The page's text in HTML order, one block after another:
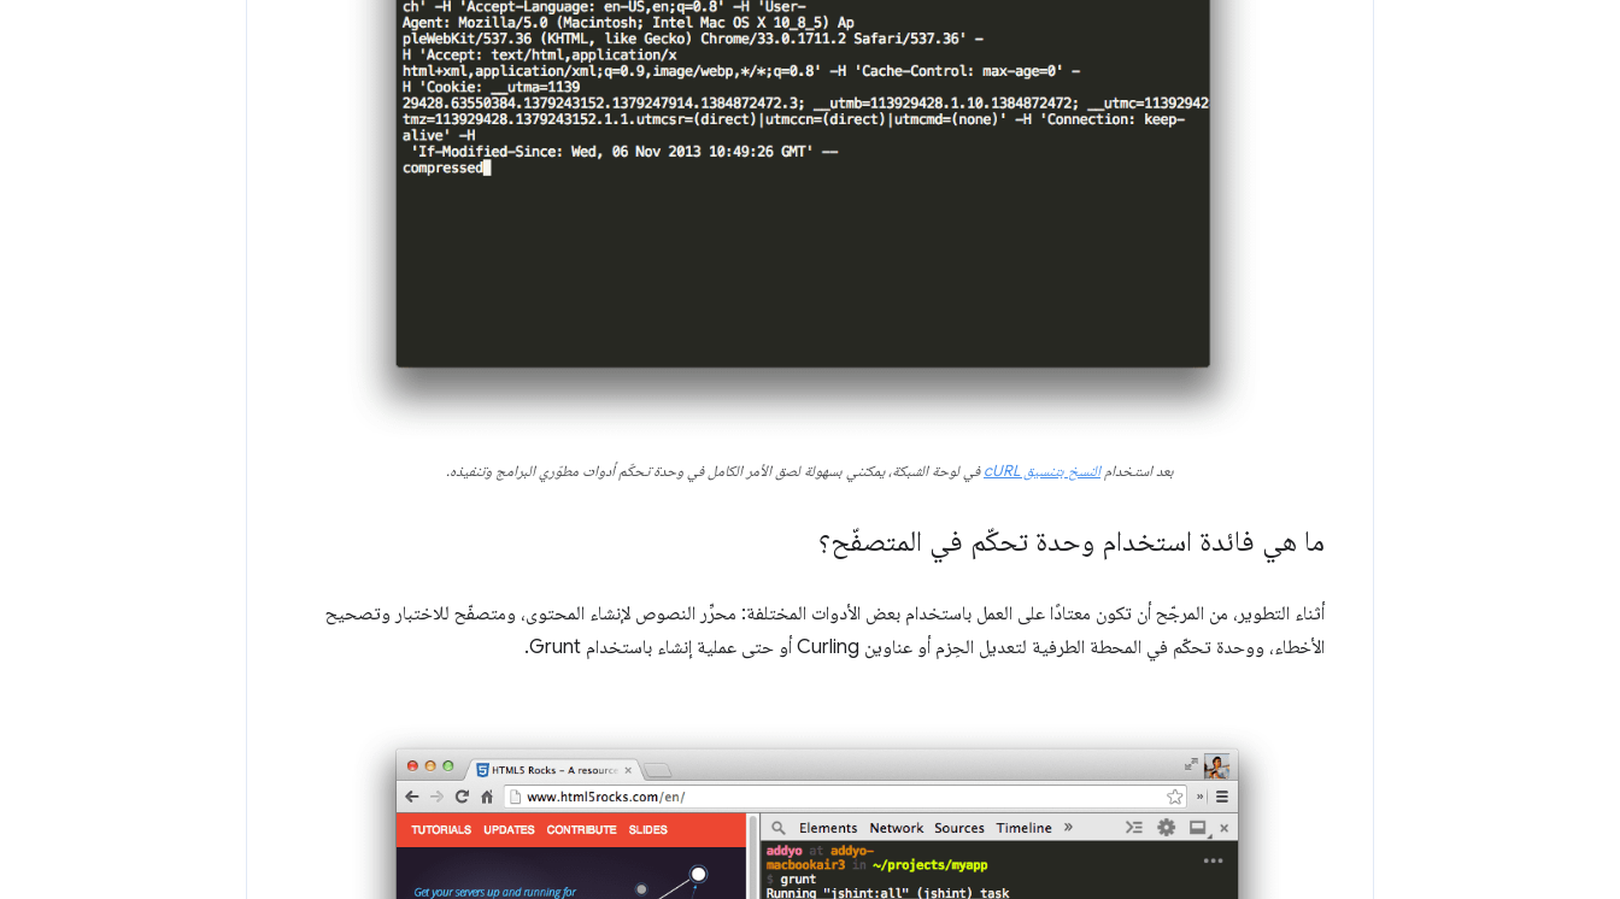
بعد استخدامالنسخ بتنسيق cURL في لوحة الشبكة، يمكنني بسهولة لصق الأمر الكامل في وحدة تحكّم أدوات مطوّري البرامج وتنفيذه.
ما هي فائدة استخدام وحدة تحكّم في المتصفّح؟
أثناء التطوير، من المرجّح أن تكون معتادًا على العمل باستخدام بعض الأدوات المختلفة: محرِّر النصوص لإنشاء المحتوى، ومتصفّح للاختبار وتصحيح
الأخطاء، ووحدة تحكّم في المحطة الطرفية لتعديل الحِزم أو عناوين Curling أو حتى عملية إنشاء باستخدام Grunt.